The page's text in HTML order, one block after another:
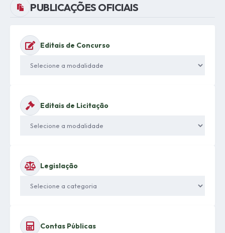
PUBLICAÇÕES OFICIAIS
Editais de Concurso
Editais de Licitação
Legislação
Contas Públicas